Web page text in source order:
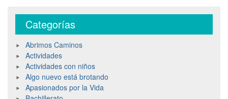
Categorías
Abrimos Caminos
Actividades
Actividades con niños
Algo nuevo está brotando
Apasionados por la Vida